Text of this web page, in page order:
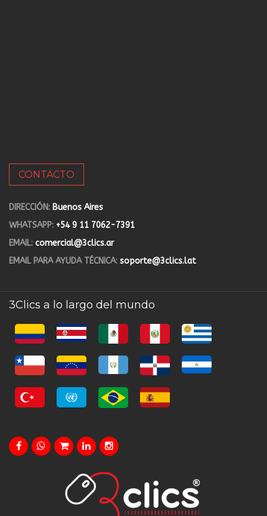
CONTACTO
DIRECCIÓN: Buenos Aires
WHATSAPP: +54 9 11 7062-7391
EMAIL: comercial@3clics.ar
EMAIL PARA AYUDA TÉCNICA: soporte@3clics.lat
3Clics a lo largo del mundo